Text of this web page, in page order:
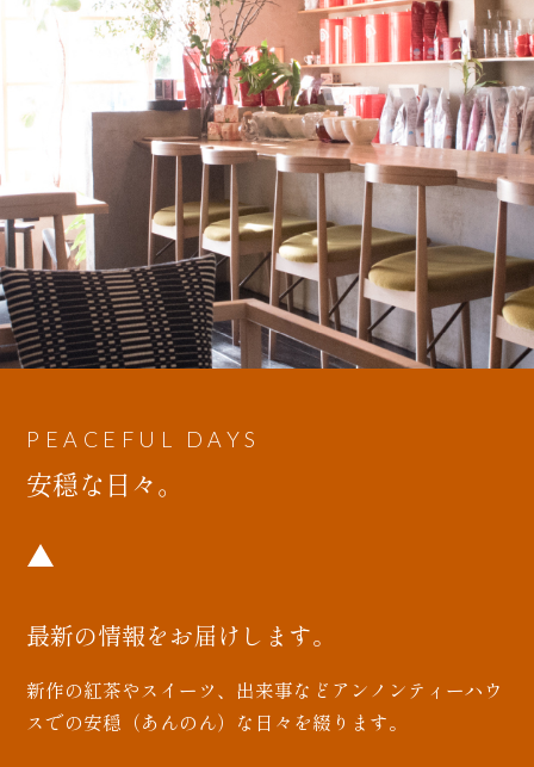
PEACEFUL DAYS
安穏な日々。
最新の情報をお届けします。
新作の紅茶やスイーツ、出来事などアンノンティーハウ
スでの安穏（あんのん）な日々を綴ります。